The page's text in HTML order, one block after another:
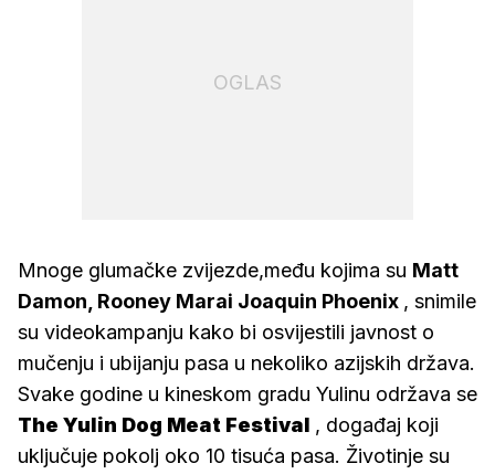
OGLAS
Mnoge glumačke zvijezde,među kojima su Matt
Damon, Rooney Marai Joaquin Phoenix , snimile
su videokampanju kako bi osvijestili javnost o
mučenju i ubijanju pasa u nekoliko azijskih država.
Svake godine u kineskom gradu Yulinu održava se
The Yulin Dog Meat Festival , događaj koji
uključuje pokolj oko 10 tisuća pasa. Životinje su